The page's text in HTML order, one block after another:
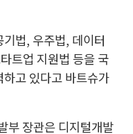
법, 우주법, 데이터
트업 지원법 등을 국
고 있다고 바트슈가
부 장관은 디지털개발